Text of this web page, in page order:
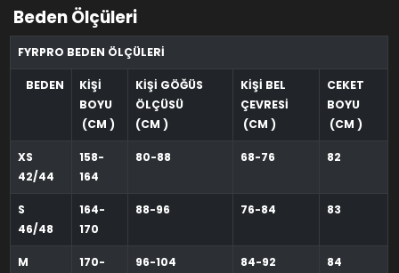
Beden Ölçüleri
FYRPRO BEDEN ÖLÇÜLERİ
BEDEN
KİŞİ
BOYU
(CM )
KİŞİ GÖĞÜS
ÖLÇÜSÜ
(CM )
KİŞİ BEL
ÇEVRESİ
(CM )
CEKET
BOYU
(CM )
XS
42/44
158-
164
80-88 68-76 82
S
46/48
164-
170
88-96 76-84 83
M
170-
96-104 84-92 84